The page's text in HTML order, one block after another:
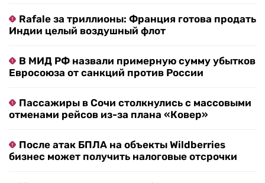
Rafale за триллионы: Франция готова продать
Индии целый воздушный флот
В МИД РФ назвали примерную сумму убытков
Евросоюза от санкций против России
Пассажиры в Сочи столкнулись с массовыми
отменами рейсов из-за плана «Ковер»
После атак БПЛА на объекты Wildberries
бизнес может получить налоговые отсрочки